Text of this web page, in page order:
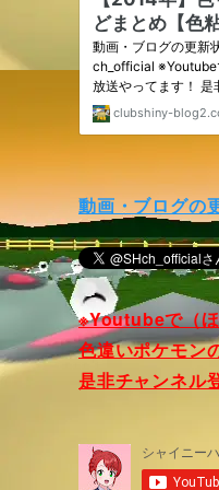
動画・ブログの
※Youtubeで（
色違いポケモン
是非チャンネル